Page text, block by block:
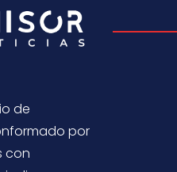
de
por
con